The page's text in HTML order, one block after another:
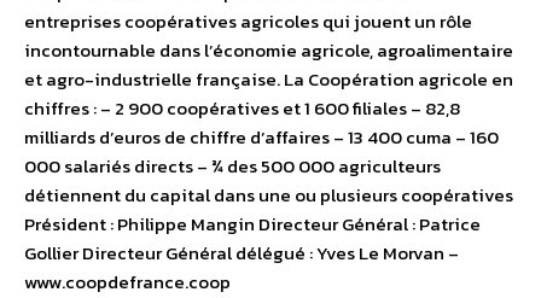
entreprises coopératives agricoles qui jouent un rôle
incontournable dans l’économie agricole, agroalimentaire
et agro-industrielle française. La Coopération agricole en
chiffres : – 2 900 coopératives et 1 600 filiales – 82,8
milliards d’euros de chiffre d’affaires – 13 400 cuma – 160
000 salariés directs – ¾ des 500 000 agriculteurs
détiennent du capital dans une ou plusieurs coopératives
Président : Philippe Mangin Directeur Général : Patrice
Gollier Directeur Général délégué : Yves Le Morvan –
www.coopdefrance.coop